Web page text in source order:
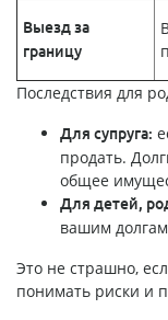
Выезд за
границу
Последствия для
Для супруга:
продать.
общее
Для детей,
вашим
Это не страшно,
понимать риски и